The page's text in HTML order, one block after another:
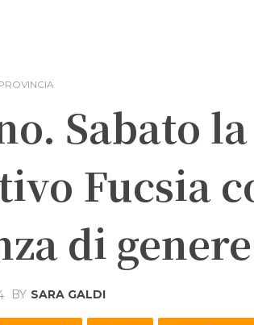
Sabato
Fucsia
di genere
BY SARA GALDI